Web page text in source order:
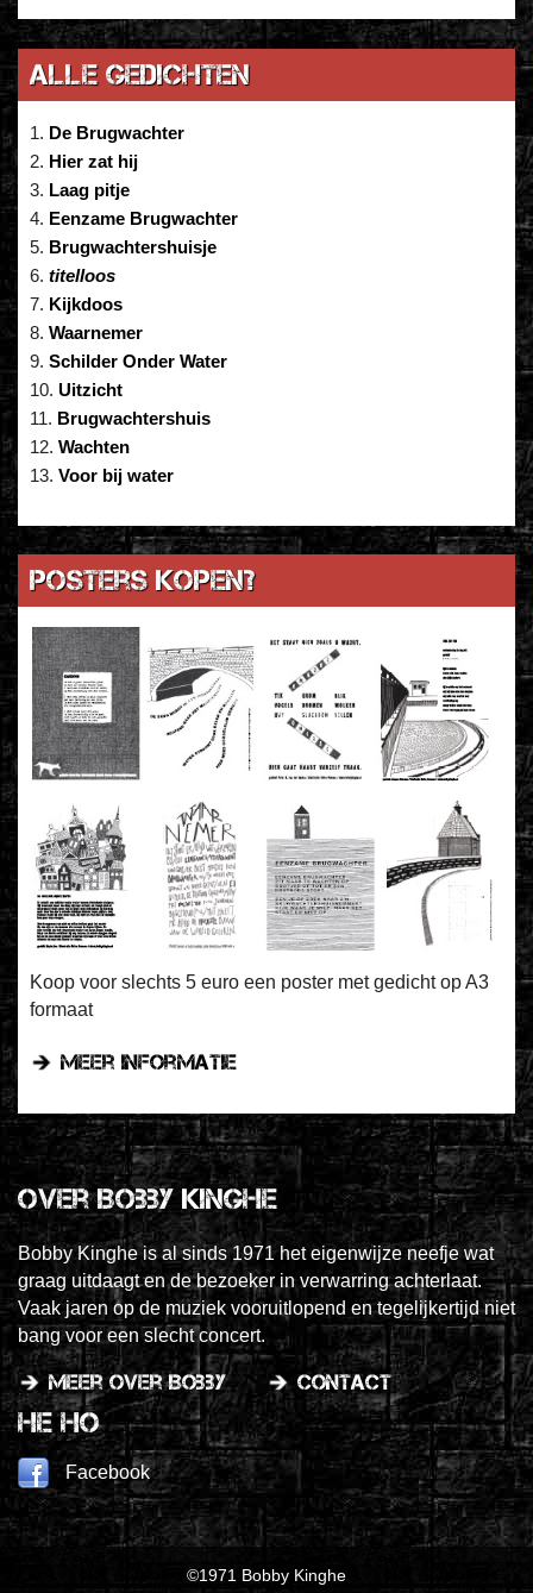
Alle gedichten
De Brugwachter
Hier zat hij
Laag pitje
Eenzame Brugwachter
Brugwachtershuisje
titelloos
Kijkdoos
Waarnemer
Schilder Onder Water
Uitzicht
Brugwachtershuis
Wachten
Voor bij water
Posters kopen?
Koop voor slechts 5 euro een poster met gedicht op A3
formaat
Meer informatie
Over Bobby Kinghe
Bobby Kinghe is al sinds 1971 het eigenwijze neefje wat
graag uitdaagt en de bezoeker in verwarring achterlaat.
Vaak jaren op de muziek vooruitlopend en tegelijkertijd niet
bang voor een slecht concert.
meer over Bobby contact
He Ho
Facebook
©1971 Bobby Kinghe